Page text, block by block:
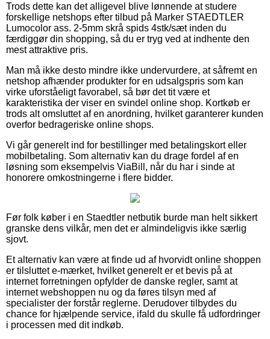
Trods dette kan det alligevel blive lønnende at studere
forskellige netshops efter tilbud på Marker STAEDTLER
Lumocolor ass. 2-5mm skrå spids 4stk/sæt inden du
færdiggør din shopping, så du er tryg ved at indhente den
mest attraktive pris.
Man må ikke desto mindre ikke undervurdere, at såfremt en
netshop afhænder produkter for en udsalgspris som kan
virke uforståeligt favorabel, så bør det tit være et
karakteristika der viser en svindel online shop. Kortkøb er
trods alt omsluttet af en anordning, hvilket garanterer kunden
overfor bedrageriske online shops.
Vi går generelt ind for bestillinger med betalingskort eller
mobilbetaling. Som alternativ kan du drage fordel af en
løsning som eksempelvis ViaBill, når du har i sinde at
honorere omkostningerne i flere bidder.
Før folk køber i en Staedtler netbutik burde man helt sikkert
granske dens vilkår, men det er almindeligvis ikke særlig
sjovt.
Et alternativ kan være at finde ud af hvorvidt online shoppen
er tilsluttet e-mærket, hvilket generelt er et bevis på at
internet forretningen opfylder de danske regler, samt at
internet webshoppen nu og da føres tilsyn med af
specialister der forstår reglerne. Derudover tilbydes du
chance for hjælpende service, ifald du skulle få udfordringer
i processen med dit indkøb.